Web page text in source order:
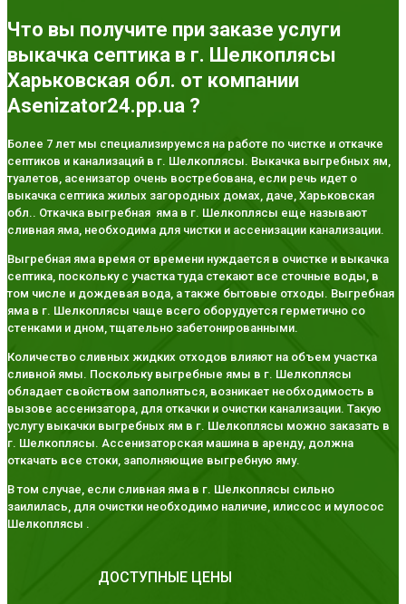
Что вы получите при заказе услуги
выкачка септика в г. Шелкоплясы
Харьковская обл. от компании
Asenizator24.pp.ua ?
Более 7 лет мы специализируемся на работе по чистке и откачке
септиков и канализаций в г. Шелкоплясы. Выкачка выгребных ям,
туалетов, асенизатор очень востребована, если речь идет о
выкачка септика жилых загородных домах, даче, Харьковская
обл.. Откачка выгребная яма в г. Шелкоплясы еще называют
сливная яма, необходима для чистки и ассенизации канализации.
Выгребная яма время от времени нуждается в очистке и выкачка
септика, поскольку с участка туда стекают все сточные воды, в
том числе и дождевая вода, а также бытовые отходы. Выгребная
яма в г. Шелкоплясы чаще всего оборудуется герметично со
стенками и дном, тщательно забетонированными.
Количество сливных жидких отходов влияют на объем участка
сливной ямы. Поскольку выгребные ямы в г. Шелкоплясы
обладает свойством заполняться, возникает необходимость в
вызове ассенизатора, для откачки и очистки канализации. Такую
услугу выкачки выгребных ям в г. Шелкоплясы можно заказать в
г. Шелкоплясы. Ассенизаторская машина в аренду, должна
откачать все стоки, заполняющие выгребную яму.
В том случае, если сливная яма в г. Шелкоплясы сильно
заилилась, для очистки необходимо наличие, илиссос и мулосос
Шелкоплясы .
ДОСТУПНЫЕ ЦЕНЫ